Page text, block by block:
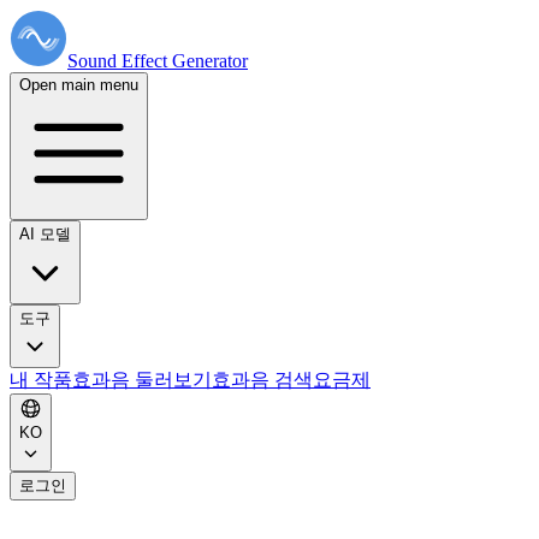
Sound Effect Generator
Open main menu
AI 모델
도구
내 작품효과음 둘러보기 효과음 검색 요금제
KO
로그인